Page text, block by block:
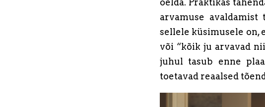
öelda. Praktikas
arvamuse
sellele küsimusele on,
või “kõik ju arvavad
juhul tasub enne
toetavad reaalsed